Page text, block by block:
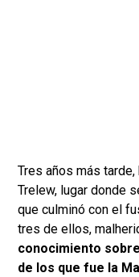
Tres años más
Trelew, lugar donde
que culminó con el
tres de ellos,
conocimiento
de los que fue la